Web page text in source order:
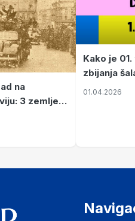
na
3 zemlje
Kako je
zbijanja
01.04.2026